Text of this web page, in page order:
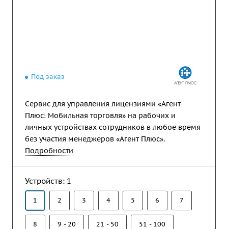
Под заказ
Сервис для управления лицензиями «Агент
Плюс: Мобильная торговля» на рабочих и
личных устройствах сотрудников в любое время
без участия менеджеров «Агент Плюс».
Подробности
Устройств: 1
1 2 3 4 5 6 7
8 9 - 20 21 - 50 51 - 100